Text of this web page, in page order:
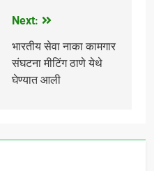
Next:
भारतीय सेवा नाका कामगार
संघटना मीटिंग ठाणे येथे
घेण्यात आली